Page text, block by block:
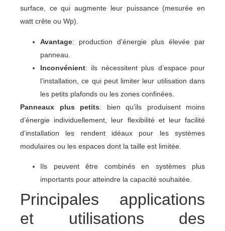
surface, ce qui augmente leur puissance (mesurée en
watt crête ou Wp).
Avantage: production d’énergie plus élevée par
panneau.
Inconvénient: ils nécessitent plus d’espace pour
l’installation, ce qui peut limiter leur utilisation dans
les petits plafonds ou les zones confinées.
Panneaux plus petits: bien qu’ils produisent moins
d’énergie individuellement, leur flexibilité et leur facilité
d’installation les rendent idéaux pour les systèmes
modulaires ou les espaces dont la taille est limitée.
Ils peuvent être combinés en systèmes plus
importants pour atteindre la capacité souhaitée.
Principales applications
et utilisations des